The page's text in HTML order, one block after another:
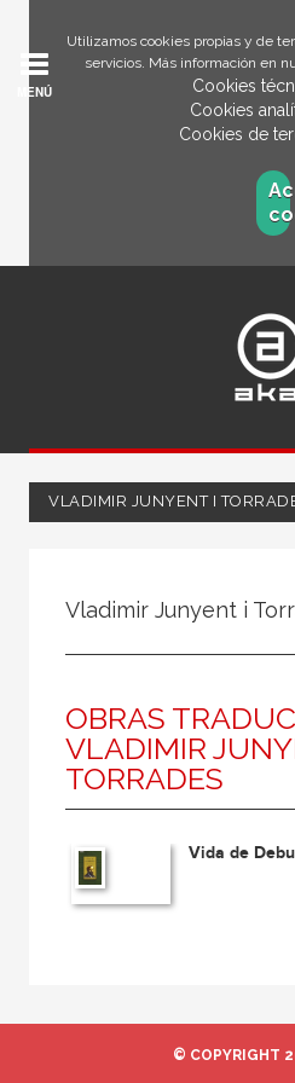
Utilizamos cookies propias y de
servicios. Más información en
Cookies
Cookies
Cookies de
MENÚ
VLADIMIR JUNYENT I
Coordinador
Editor
Editora
Escritora
Vladimir Junyent i
OBRAS
VLADIMIR
TORRADES
Vida de
© COPYRIGHT